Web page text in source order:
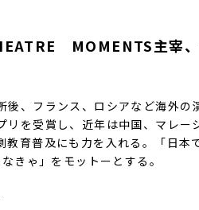
MOMENTS主宰、
後、フランス、ロシアなど海外
リを受賞し、近年は中国、マレー
教育普及にも力を入れる。「日本
きゃ」をモットーとする。